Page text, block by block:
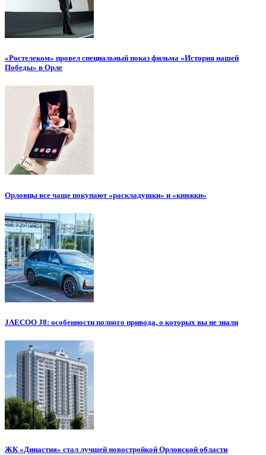
«Ростелеком» провел специальный показ фильма «История нашей
Победы» в Орле
Орловцы все чаще покупают «раскладушки» и «книжки»
JAECOO J8: особенности полного привода, о которых вы не знали
ЖК «Династия» стал лучшей новостройкой Орловской области